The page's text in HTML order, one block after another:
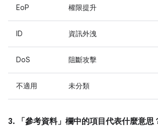
EoP 權限提升
ID 資訊外洩
DoS 阻斷攻擊
不適用 未分類
3. 「參考資料」 欄中的項目代表什麼意思